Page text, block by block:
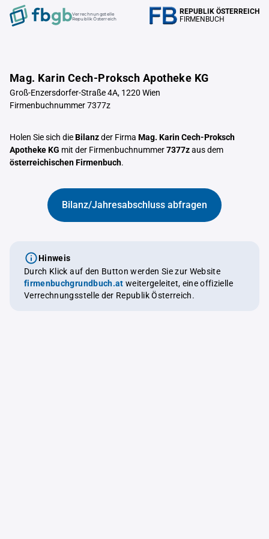
Verrechnungstelle
Republik Österreich
REPUBLIK ÖSTERREICH
FIRMENBUCH
Mag. Karin Cech-Proksch Apotheke KG
Groß-Enzersdorfer-Straße 4A, 1220 Wien
Firmenbuchnummer 7377z
Holen Sie sich dieBilanzder Firma Mag. Karin Cech-Proksch
Apotheke KG mit der Firmenbuchnummer7377zaus dem
österreichischen Firmenbuch.
Bilanz/Jahresabschluss abfragen
Hinweis
Durch Klick auf den Button werden Sie zur Website
firmenbuchgrundbuch.at weitergeleitet, eine offizielle
Verrechnungsstelle der Republik Österreich.